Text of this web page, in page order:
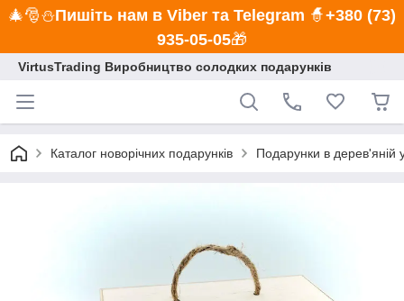
🎄🎅⛄Пишіть нам в Viber та Telegram 🧙+380 (73)
935-05-05🎁
VirtusTrading Виробництво солодких подарунків
Каталог новорічних подарунків Подарунки в дерев'яній